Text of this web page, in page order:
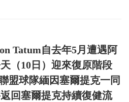
Tatum自去年5月遭遇阿
（10日）迎來復原階段
盟球隊緬因塞爾提克一同
回塞爾提克持續復健流